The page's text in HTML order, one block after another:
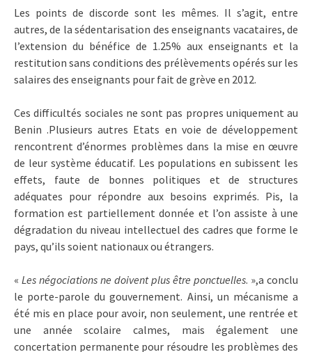
Les points de discorde sont les mêmes. Il s’agit, entre
autres, de la sédentarisation des enseignants vacataires, de
l’extension du bénéfice de 1.25% aux enseignants et la
restitution sans conditions des prélèvements opérés sur les
salaires des enseignants pour fait de grève en 2012.
Ces difficultés sociales ne sont pas propres uniquement au
Benin .Plusieurs autres Etats en voie de développement
rencontrent d’énormes problèmes dans la mise en œuvre
de leur système éducatif. Les populations en subissent les
effets, faute de bonnes politiques et de structures
adéquates pour répondre aux besoins exprimés. Pis, la
formation est partiellement donnée et l’on assiste à une
dégradation du niveau intellectuel des cadres que forme le
pays, qu’ils soient nationaux ou étrangers.
« Les négociations ne doivent plus être ponctuelles. »,a conclu
le porte-parole du gouvernement. Ainsi, un mécanisme a
été mis en place pour avoir, non seulement, une rentrée et
une année scolaire calmes, mais également une
concertation permanente pour résoudre les problèmes des